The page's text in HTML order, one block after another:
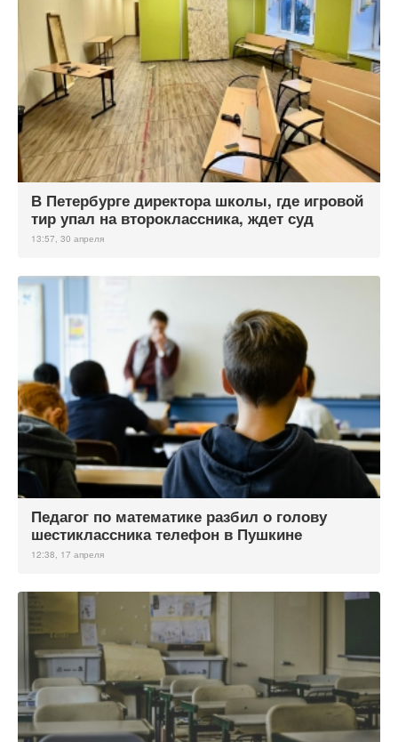
В Петербурге директора школы, где игровой
тир упал на второклассника, ждет суд
13:57, 30 апреля
Педагог по математике разбил о голову
шестиклассника телефон в Пушкине
12:38, 17 апреля